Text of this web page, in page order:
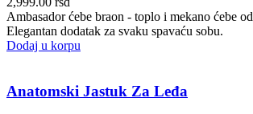
Ambasador ćebe braon - toplo i mekano ćebe
Elegantan dodatak za svaku spavaću sobu.
Dodaj u korpu
Anatomski Jastuk Za Leđa